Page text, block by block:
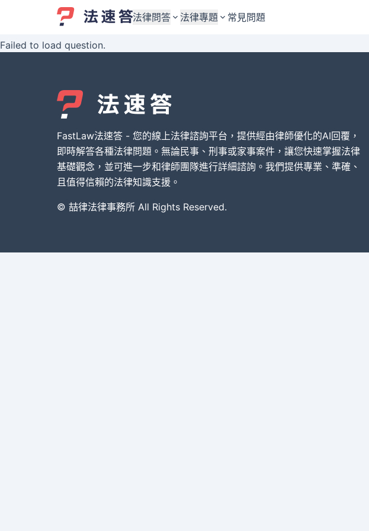
法律問答
婚姻與監護權
債務與債權
刑事犯罪案件
其他案件類型
法律專題
婚姻與監護權
債務與債權
刑事犯罪案件
其他案件類型
常見問題
Failed to load question.
FastLaw法速答 - 您的線上法律諮詢平台，提供經由律師優化的AI回覆，
即時解答各種法律問題。無論民事、刑事或家事案件，讓您快速掌握法律
基礎觀念，並可進一步和律師團隊進行詳細諮詢。我們提供專業、準確、
且值得信賴的法律知識支援。
© 喆律法律事務所 All Rights Reserved.